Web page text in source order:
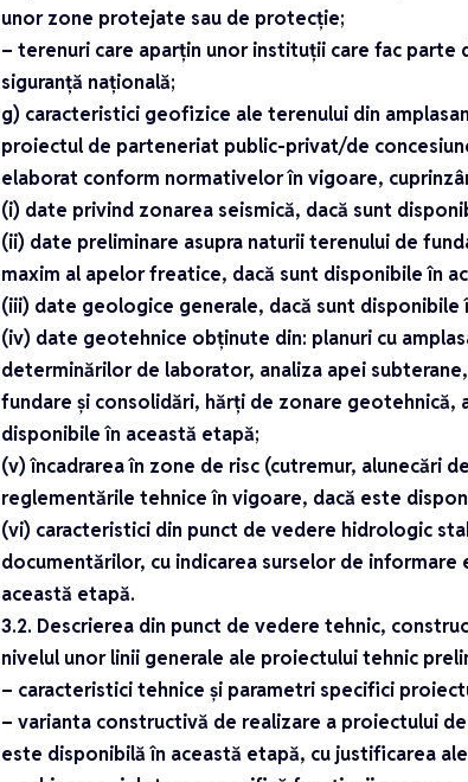
unor zone protejate sau de protecție;
– terenuri care aparțin unor instituții care fac parte
siguranță națională;
g) caracteristici geofizice ale terenului din
proiectul de parteneriat public-privat/de
elaborat conform normativelor în vigoare,
(i) date privind zonarea seismică, dacă sunt
(ii) date preliminare asupra naturii terenului de
maxim al apelor freatice, dacă sunt disponibile în
(iii) date geologice generale, dacă sunt disponibile
(iv) date geotehnice obținute din: planuri cu
determinărilor de laborator, analiza apei
fundare și consolidări, hărți de zonare geotehnică,
disponibile în această etapă;
(v) încadrarea în zone de risc (cutremur, alunecări
reglementările tehnice în vigoare, dacă este
(vi) caracteristici din punct de vedere hidrologic
documentărilor, cu indicarea surselor de
această etapă.
3.2. Descrierea din punct de vedere tehnic,
nivelul unor linii generale ale proiectului tehnic
– caracteristici tehnice și parametri specifici
– varianta constructivă de realizare a proiectului
este disponibilă în această etapă, cu justificarea